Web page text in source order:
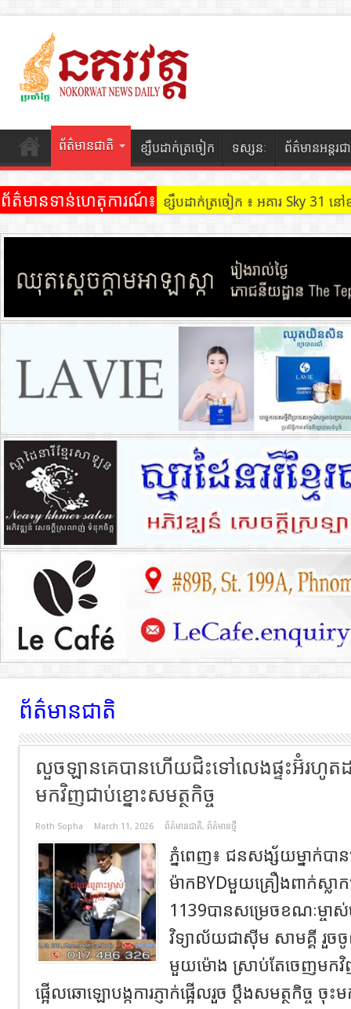
ព័ត៌មានជាតិ ខ្សឹបដាក់ត្រចៀក ទស្សនៈ ព័ត៌មានអន្តរជ
ព័ត៌មានទាន់ហេតុការណ៍៖ ខ្សឹបដាក់ត្រចៀក ៖ អគារ Sky 31
ព័ត៌មានជាតិ
លួចឡានគេបានហើយជិះទៅលេងផ្ទះអ៊ំរហូត
មកវិញជាប់ខ្នោះសមត្ថកិច្ច
Roth Sopha March 11, 2026 ព័ត៌មានជាតិ, ព័ត៌មានថ្មី
ភ្នំពេញ៖ ជនសង្ស័យម្នាក់បា
ម៉ាកBYDមួយគ្រឿងពាក់ស្លា
1139បានសម្រេចខណៈម្ច
វិទ្យាល័យជាស៊ីម សាមគ្គី រួច
មួយម៉ោង ស្រាប់តែចេញមក
ផ្អើលឆោឡោបង្កការភ្ញាក់ផ្អើលរួច ប្ដឹងសមត្ថកិច្ច ចុ